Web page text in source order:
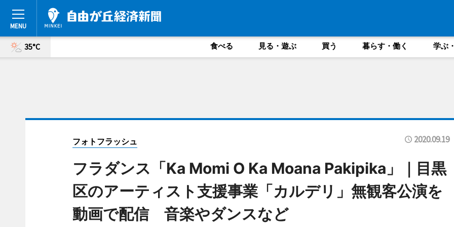
35°C 食べる 見る・遊ぶ 買う 暮らす・働く 学ぶ
フォトフラッシュ 2020.09.19
フラダンス「Ka Momi O Ka Moana Pakipika」｜目黒
区のアーティスト支援事業「カルデリ」無観客公演を
動画で配信 音楽やダンスなど